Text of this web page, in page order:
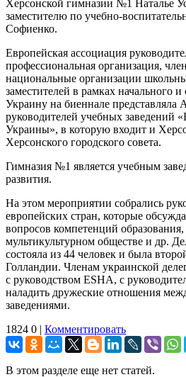
Херсонской гимназии №1 Наталье
заместителю по учебно-
Софиенко.
Европейская ассоциация
профессиональная организация,
национальные организации
заместителей в рамках начального и
Украину на биеннале представляла
руководителей учебных заведений
Украины», в которую входит и
Херсонского городского совета.
Гимназия №1 является учебным
развития.
На этом мероприятии собрались
европейских стран, которые
вопросов компетенций
мультикультурном обществе и др.
состояла из 44 человек и была
Голландии. Членам украинской
с руководством ESHA, с
наладить дружеские отношения
заведениями.
1824 0 | Комментировать
В этом разделе еще нет статей.